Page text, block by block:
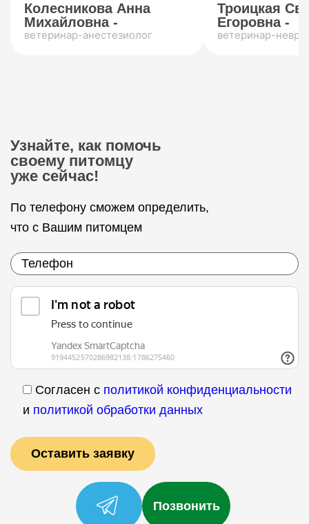
Колесникова Анна
Михайловна -
ветеринар-анестезиолог
Троицкая
Егоровна -
ветеринар-
Узнайте, как помочь
своему питомцу
уже сейчас!
По телефону сможем определить,
что с Вашим питомцем
Согласен с политикой конфиденциальности
и политикой обработки данных
Позвонить